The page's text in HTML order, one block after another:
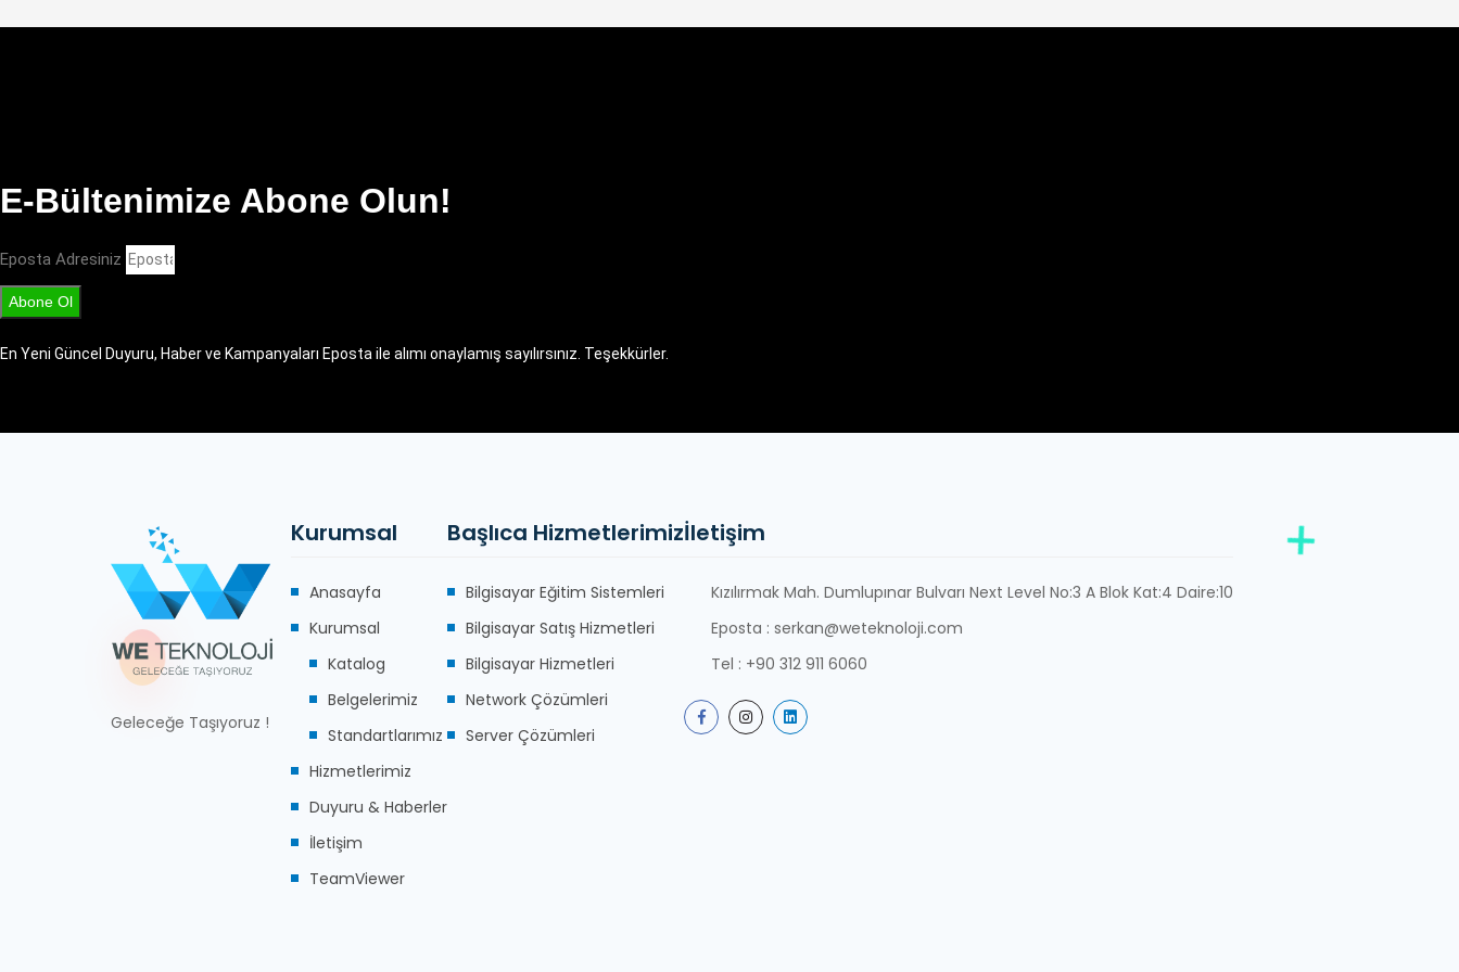
E-Bültenimize Abone Olun!
Eposta Adresiniz
Abone Ol
En Yeni Güncel Duyuru, Haber ve Kampanyaları Eposta ile alımı onaylamış sayılırsınız. Teşekkürler.
Geleceğe Taşıyoruz !
Kurumsal
Anasayfa
Kurumsal
Katalog
Belgelerimiz
Standartlarımız
Hizmetlerimiz
Duyuru & Haberler
İletişim
TeamViewer
Başlıca Hizmetlerimiz
Bilgisayar Eğitim Sistemleri
Bilgisayar Satış Hizmetleri
Bilgisayar Hizmetleri
Network Çözümleri
Server Çözümleri
İletişim
Kızılırmak Mah. Dumlupınar Bulvarı Next Level No:3 A Blok Kat:4 Daire:10
Eposta : serkan@weteknoloji.com
Tel : +90 312 911 6060